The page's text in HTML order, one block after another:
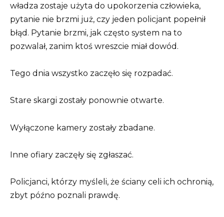
władza zostaje użyta do upokorzenia człowieka,
pytanie nie brzmi już, czy jeden policjant popełnił
błąd. Pytanie brzmi, jak często system na to
pozwalał, zanim ktoś wreszcie miał dowód.
Tego dnia wszystko zaczęło się rozpadać.
Stare skargi zostały ponownie otwarte.
Wyłączone kamery zostały zbadane.
Inne ofiary zaczęły się zgłaszać.
Policjanci, którzy myśleli, że ściany celi ich ochronią,
zbyt późno poznali prawdę.